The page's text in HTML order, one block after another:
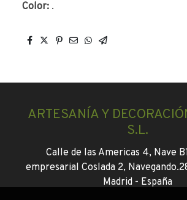
Color: .
ARTESANÍA Y
S.L.
Calle de las Americas 4, Nave
empresarial Coslada 2, Navegando.
Madrid - España